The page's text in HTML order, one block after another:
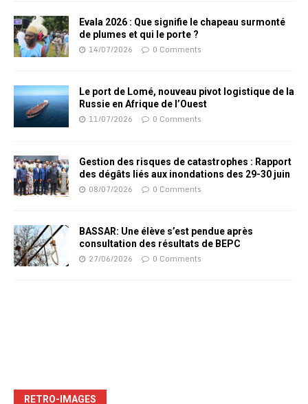
Evala 2026 : Que signifie le chapeau surmonté
de plumes et qui le porte ?
14/07/2026 0 Comments
Le port de Lomé, nouveau pivot logistique de la
Russie en Afrique de l’Ouest
11/07/2026 0 Comments
Gestion des risques de catastrophes : Rapport
des dégâts liés aux inondations des 29-30 juin
08/07/2026 0 Comments
BASSAR: Une élève s’est pendue après
consultation des résultats de BEPC
27/06/2026 0 Comments
RETRO-IMAGES